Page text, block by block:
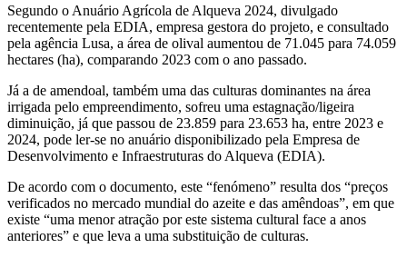
Segundo o Anuário Agrícola de Alqueva 2024, divulgado
recentemente pela EDIA, empresa gestora do projeto, e consultado
pela agência Lusa, a área de olival aumentou de 71.045 para 74.059
hectares (ha), comparando 2023 com o ano passado.
Já a de amendoal, também uma das culturas dominantes na área
irrigada pelo empreendimento, sofreu uma estagnação/ligeira
diminuição, já que passou de 23.859 para 23.653 ha, entre 2023 e
2024, pode ler-se no anuário disponibilizado pela Empresa de
Desenvolvimento e Infraestruturas do Alqueva (EDIA).
De acordo com o documento, este “fenómeno” resulta dos “preços
verificados no mercado mundial do azeite e das amêndoas”, em que
existe “uma menor atração por este sistema cultural face a anos
anteriores” e que leva a uma substituição de culturas.